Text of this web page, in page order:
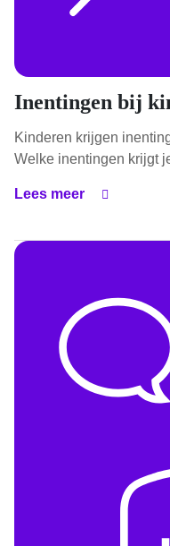
Inentingen bij
Kinderen krijgen
Welke inentingen krijgt
Lees meer